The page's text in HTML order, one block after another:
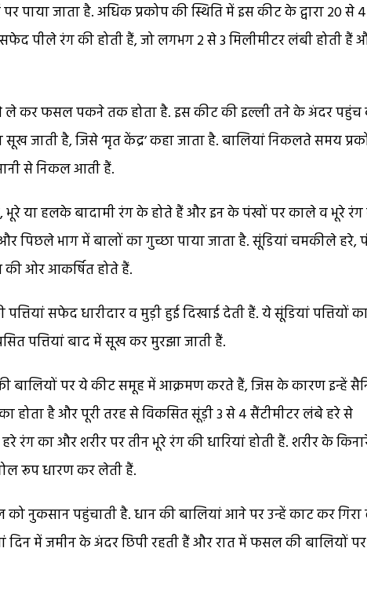
पाया जाता है. अधिक प्रकोप की स्थिति में इस कीट के द्वारा 20 से
पीले रंग की होती हैं, जो लगभग 2 से 3 मिलीमीटर लंबी होती हैं
से ले कर फसल पकने तक होता है. इस कीट की इल्ली तने के अंदर
जाती है, जिसे ‘मृत केंद्र’ कहा जाता है. बालियां निकलते समय
से निकल आती हैं.
भूरे या हलके बादामी रंग के होते हैं और इन के पंखों पर काले व भूरे
पिछले भाग में बालों का गुच्छा पाया जाता है. सूंडि़यां चमकीले हरे,
की ओर आकर्षित होते हैं.
सफेद धारीदार व मुड़ी हुई दिखाई देती हैं. ये सूंडि़यां पत्तियों
पत्तियां बाद में सूख कर मुरझा जाती हैं.
बालियों पर ये कीट समूह में आक्रमण करते हैं, जिस के कारण इन्हें
होता है और पूरी तरह से विकसित सूंड़ी 3 से 4 सैंटीमीटर लंबे हरे से
रंग का और शरीर पर तीन भूरे रंग की धारियां होती हैं. शरीर के
रूप धारण कर लेती हैं.
नुकसान पहुंचाती है. धान की बालियां आने पर उन्हें काट कर गिरा
में जमीन के अंदर छिपी रहती हैं और रात में फसल की बालियों पर